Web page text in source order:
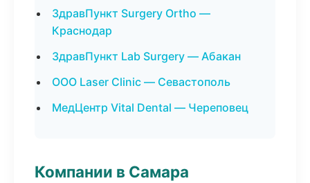
ЗдравПункт Surgery Ortho —
Краснодар
ЗдравПункт Lab Surgery — Абакан
ООО Laser Clinic — Севастополь
МедЦентр Vital Dental — Череповец
Компании в Самара